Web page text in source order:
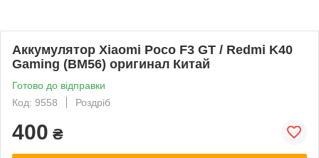
Аккумулятор Xiaomi Poco F3 GT / Redmi K40
Gaming (BM56) оригинал Китай
Готово до відправки
Код: 9558
Роздріб
400 ₴